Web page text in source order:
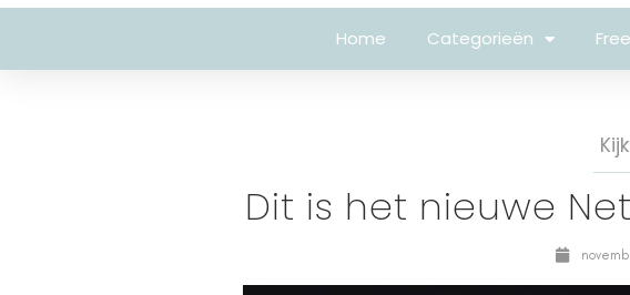
Home Categorieën
Dit is het nieuwe